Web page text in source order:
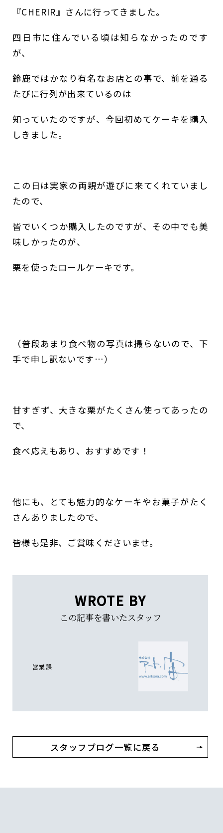
『CHERIR』さんに行ってきました。
四日市に住んでいる頃は知らなかったのです
が、
鈴鹿ではかなり有名なお店との事で、前を通る
たびに行列が出来ているのは
知っていたのですが、今回初めてケーキを購入
しきました。
この日は実家の両親が遊びに来てくれていまし
たので、
皆でいくつか購入したのですが、その中でも美
味しかったのが、
栗を使ったロールケーキです。
（普段あまり食べ物の写真は撮らないので、下
手で申し訳ないです…）
甘すぎず、大きな栗がたくさん使ってあったの
で、
食べ応えもあり、おすすめです！
他にも、とても魅力的なケーキやお菓子がたく
さんありましたので、
皆様も是非、ご賞味くださいませ。
WROTE BY
この記事を書いたスタッフ
営業課
スタッフブログ一覧に戻る